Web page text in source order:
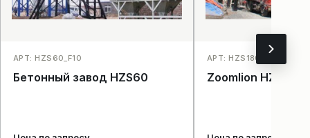
АРТ: HZS60_F10
Бетонный завод HZS60
АРТ: HZS180/
Zoomlion